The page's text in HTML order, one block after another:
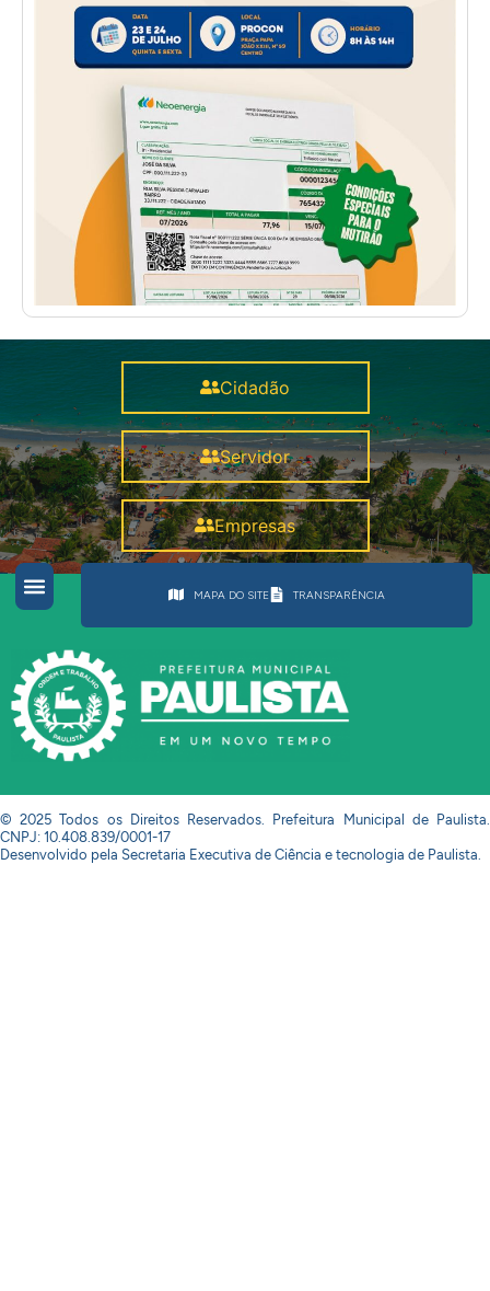
Cidadão
Servidor
Empresas
MAPA DO SITE TRANSPARÊNCIA
© 2025 Todos os Direitos Reservados. Prefeitura Municipal de Paulista.
CNPJ: 10.408.839/0001-17
Desenvolvido pela Secretaria Executiva de Ciência e tecnologia de Paulista.